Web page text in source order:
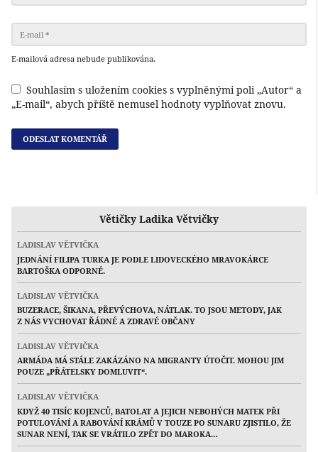
E-mailová adresa nebude publikována.
Souhlasím s uložením cookies s vyplněnými poli „Autor“ a
„E-mail“, abych příště nemusel hodnoty vyplňovat znovu.
Větičky Ladika Větvičky
LADISLAV VĚTVIČKA
JEDNÁNÍ FILIPA TURKA JE PODLE LIDOVECKÉHO MRAVOKÁRCE
BARTOŠKA ODPORNÉ.
LADISLAV VĚTVIČKA
BUZERACE, ŠIKANA, PŘEVÝCHOVA, NÁTLAK. TO JSOU METODY, JAK
Z NÁS VYCHOVAT ŘÁDNÉ A ZDRAVÉ OBČANY
LADISLAV VĚTVIČKA
ARMÁDA MÁ STÁLE ZAKÁZÁNO NA MIGRANTY ÚTOČIT. MOHOU JIM
POUZE „PŘÁTELSKY DOMLUVIT“.
LADISLAV VĚTVIČKA
KDYŽ 40 TISÍC KOJENCŮ, BATOLAT A JEJICH NEBOHÝCH MATEK PŘI
POTULOVÁNÍ A RABOVÁNÍ KRÁMŮ V TOUZE PO SUNARU ZJISTILO, ŽE
SUNAR NENÍ, TAK SE VRÁTILO ZPĚT DO MAROKA…